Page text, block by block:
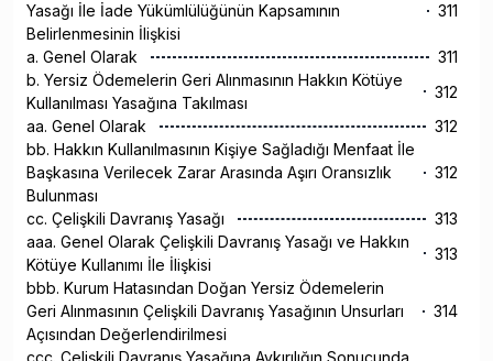
Yasağı İle İade Yükümlülüğünün Kapsamının
Belirlenmesinin İlişkisi
311
a. Genel Olarak
311
b. Yersiz Ödemelerin Geri Alınmasının Hakkın Kötüye
Kullanılması Yasağına Takılması
312
aa. Genel Olarak
312
bb. Hakkın Kullanılmasının Kişiye Sağladığı Menfaat İle
Başkasına Verilecek Zarar Arasında Aşırı Oransızlık
Bulunması
312
cc. Çelişkili Davranış Yasağı
313
aaa. Genel Olarak Çelişkili Davranış Yasağı ve Hakkın
Kötüye Kullanımı İle İlişkisi
313
bbb. Kurum Hatasından Doğan Yersiz Ödemelerin
Geri Alınmasının Çelişkili Davranış Yasağının Unsurları
Açısından Değerlendirilmesi
314